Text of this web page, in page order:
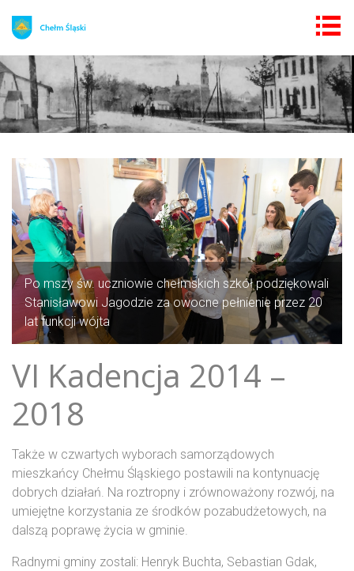
Po mszy św. uczniowie chełmskich szkół podziękowali
Stanisławowi Jagodzie za owocne pełnienie przez 20
lat funkcji wójta
VI Kadencja 2014 –
2018
Także w czwartych wyborach samorządowych
mieszkańcy Chełmu Śląskiego postawili na kontynuację
dobrych działań. Na roztropny i zrównoważony rozwój, na
umiejętne korzystania ze środków pozabudżetowych, na
dalszą poprawę życia w gminie.
Radnymi gminy zostali: Henryk Buchta, Sebastian Gdak,